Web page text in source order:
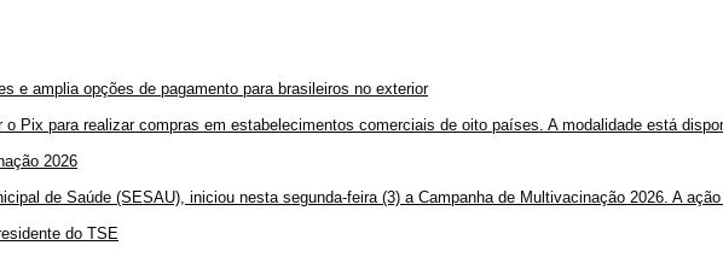
e amplia opções de pagamento para brasileiros no exterior
Pix para realizar compras em estabelecimentos comerciais de oito países. A modalidade está
2026
de Saúde (SESAU), iniciou nesta segunda-feira (3) a Campanha de Multivacinação 2026. A
do TSE